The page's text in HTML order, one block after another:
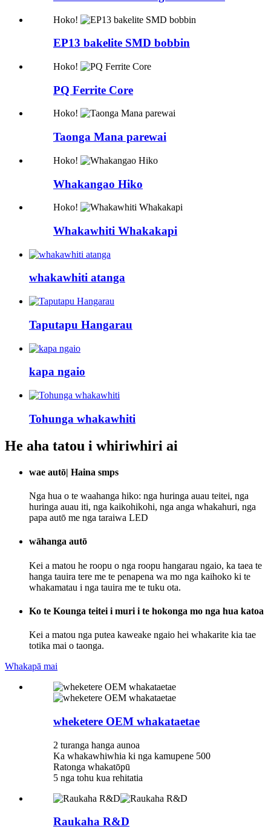
Hoko!
EP13 bakelite SMD bobbin
Hoko!
PQ Ferrite Core
Hoko!
Taonga Mana parewai
Hoko!
Whakangao Hiko
Hoko!
Whakawhiti Whakakapi
whakawhiti atanga
Taputapu Hangarau
kapa ngaio
Tohunga whakawhiti
He aha tatou i whiriwhiri ai
wae autō| Haina smps
Nga hua o te waahanga hiko: nga huringa auau teitei, nga
huringa auau iti, nga kaikohikohi, nga anga whakahuri, nga
papa autō me nga taraiwa LED
wāhanga autō
Kei a matou he roopu o nga roopu hangarau ngaio, ka taea te
hanga tauira tere me te penapena wa mo nga kaihoko ki te
whakamatau i nga tauira me te tuku ota.
Ko te Kounga teitei i muri i te hokonga mo nga hua katoa
Kei a matou nga putea kaweake ngaio hei whakarite kia tae
totika mai o taonga.
Whakapā mai
wheketere OEM whakataetae
2 turanga hanga aunoa
Ka whakawhiwhia ki nga kamupene 500
Ratonga whakatōpū
5 nga tohu kua rehitatia
Raukaha R&D